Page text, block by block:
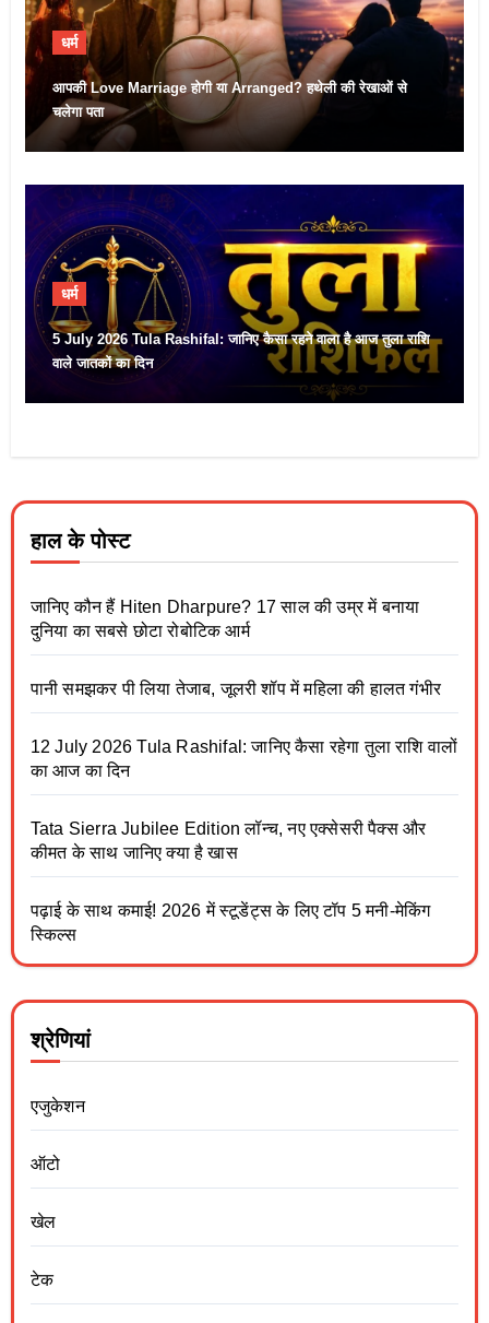
धर्म
आपकी Love Marriage होगी या Arranged? हथेली की रेखाओं से
चलेगा पता
धर्म
5 July 2026 Tula Rashifal: जानिए कैसा रहने वाला है आज तुला राशि
वाले जातकों का दिन
हाल के पोस्ट
जानिए कौन हैं Hiten Dharpure? 17 साल की उम्र में बनाया
दुनिया का सबसे छोटा रोबोटिक आर्म
पानी समझकर पी लिया तेजाब, जूलरी शॉप में महिला की हालत गंभीर
12 July 2026 Tula Rashifal: जानिए कैसा रहेगा तुला राशि वालों
का आज का दिन
Tata Sierra Jubilee Edition लॉन्च, नए एक्सेसरी पैक्स और
कीमत के साथ जानिए क्या है खास
पढ़ाई के साथ कमाई! 2026 में स्टूडेंट्स के लिए टॉप 5 मनी-मेकिंग
स्किल्स
श्रेणियां
एजुकेशन
ऑटो
खेल
टेक